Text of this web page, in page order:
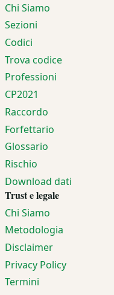
Chi Siamo
Sezioni
Codici
Trova codice
Professioni
CP2021
Raccordo
Forfettario
Glossario
Rischio
Download dati
Trust e legale
Chi Siamo
Metodologia
Disclaimer
Privacy Policy
Termini